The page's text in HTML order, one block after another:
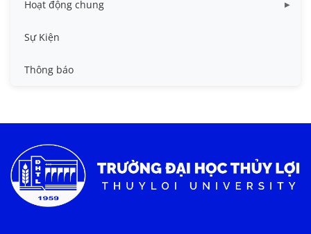
Hoạt động chung
Tin công tác sinh viên
Tin đào tạo
Tin tức chung
Sự Kiện
Thông báo